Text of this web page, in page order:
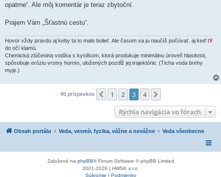
opatrne“. Ale môj komentár je teraz zbytoční.
Prajem Vám „Šťastnú cestu“.
Hovor vždy pravdu aj keby ta to malo bolieť. Ale časom sa ju naučíš počúvať, aj keď tY
do očí klamú.
Chemická zlúčenina vodíka s kyslíkom, ktorá produkuje minimálnu úroveň hlasitosti,
spôsobuje eróziu vrstvy hornín, uložených pozdĺž jej trajektórie. (Ticha voda brehy
myje.)
46 príspevkov Predchádzajúci
1 2 3 4
Rýchla navigácia vo fórach
Obsah portálu Veda, vesmír, fyzika, vážne a nevážne Veda všeobecne
Založené na phpBB® Forum Software © phpBB Limited
2001-2026 | HWSK s.r.o.
Súkromie
Podmienky